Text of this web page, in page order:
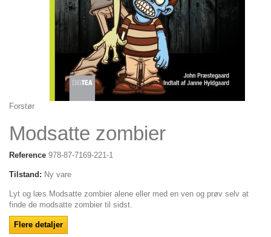
Forstør
Modsatte zombier
Reference 978-87-7169-221-1
Tilstand: Ny vare
Lyt og læs Modsatte zombier alene eller med en ven og prøv selv at
finde de modsatte zombier til sidst.
Flere detaljer